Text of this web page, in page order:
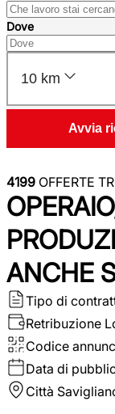
Dove
10 km
Avvia
4199 OFFERTE
ANCHE
Tipo di
Retribuzione
Codice
Data di
Città